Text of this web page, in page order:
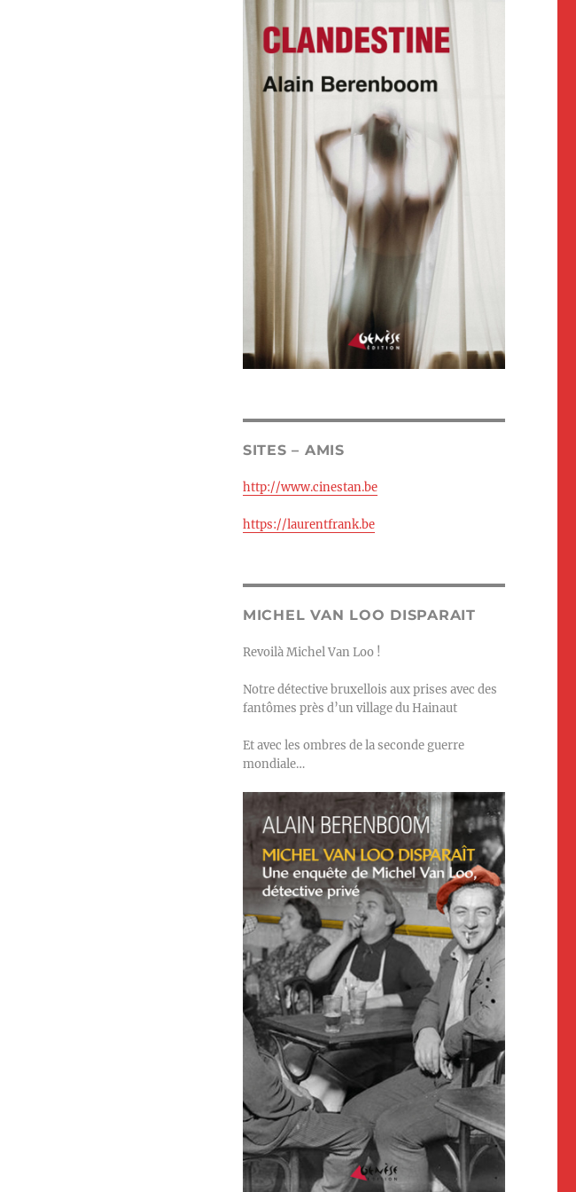
SITES – AMIS
http://www.cinestan.be
https://laurentfrank.be
MICHEL VAN LOO DISPARAIT
Revoilà Michel Van Loo !
Notre détective bruxellois aux prises avec des
fantômes près d’un village du Hainaut
Et avec les ombres de la seconde guerre
mondiale…